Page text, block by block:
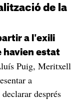
de la
a l'exili
havien estat
Puig, Meritxell
a
després